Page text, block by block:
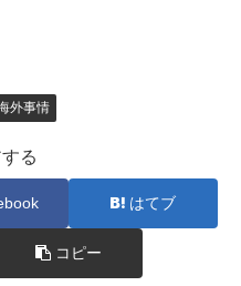
外事情
る
はてブ
コピー